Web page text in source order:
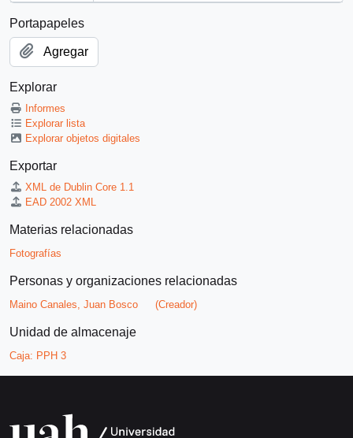
Portapapeles
Agregar
Explorar
Informes
Explorar lista
Explorar objetos digitales
Exportar
XML de Dublin Core 1.1
EAD 2002 XML
Materias relacionadas
Fotografías
Personas y organizaciones relacionadas
Maino Canales, Juan Bosco (Creador)
Unidad de almacenaje
Caja: PPH 3